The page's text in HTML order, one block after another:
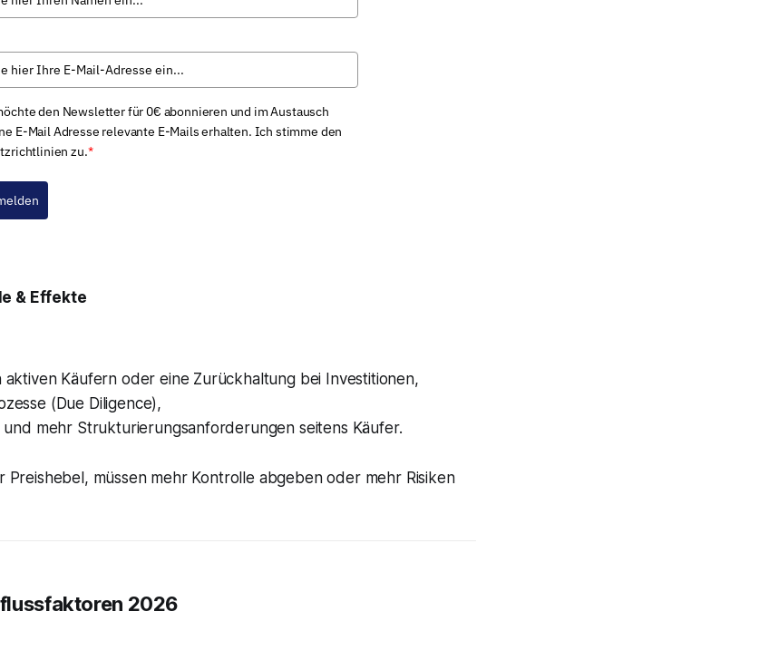
den Newsletter für 0€ abonnieren und im Austausch
E-Mail Adresse relevante E-Mails erhalten. Ich stimme den
zu.*
& Effekte
aktiven Käufern oder eine Zurückhaltung bei Investitionen,
(Due Diligence),
mehr Strukturierungsanforderungen seitens Käufer.
Preishebel, müssen mehr Kontrolle abgeben oder mehr Risiken
2026